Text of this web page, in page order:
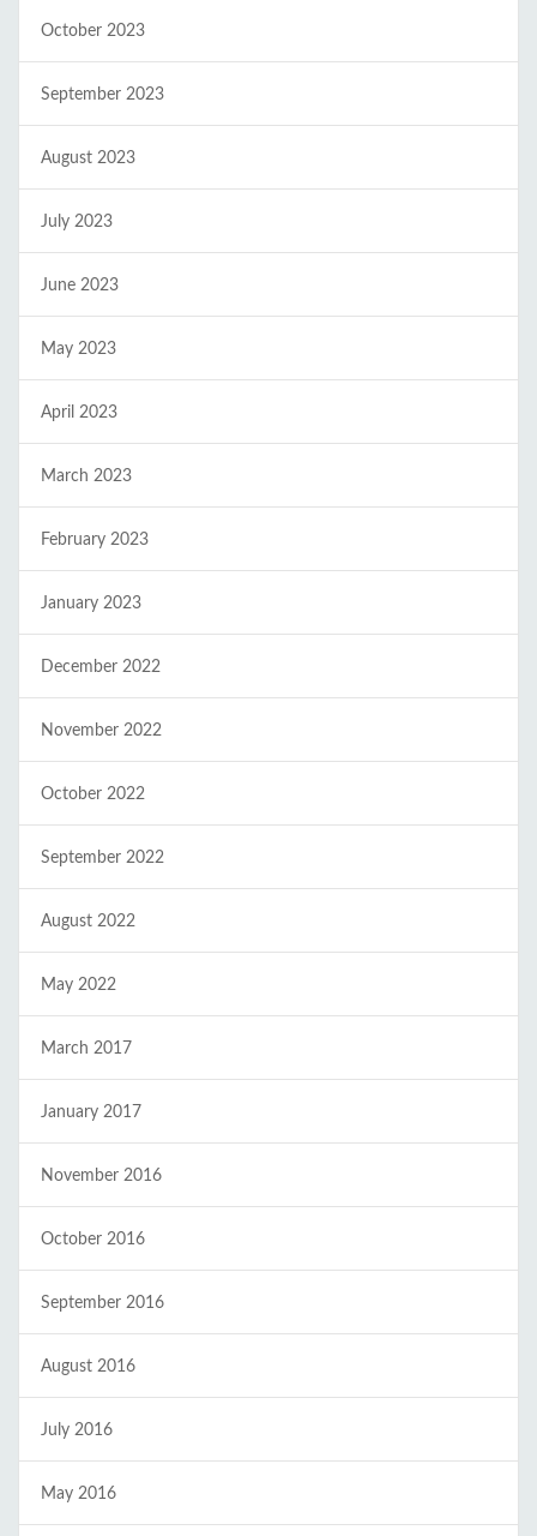
October 2023
September 2023
August 2023
July 2023
June 2023
May 2023
April 2023
March 2023
February 2023
January 2023
December 2022
November 2022
October 2022
September 2022
August 2022
May 2022
March 2017
January 2017
November 2016
October 2016
September 2016
August 2016
July 2016
May 2016